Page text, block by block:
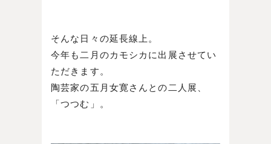
そんな日々の延長線上。
今年も二月のカモシカに出展させてい
ただきます。
陶芸家の五月女寛さんとの二人展、
「つつむ」。